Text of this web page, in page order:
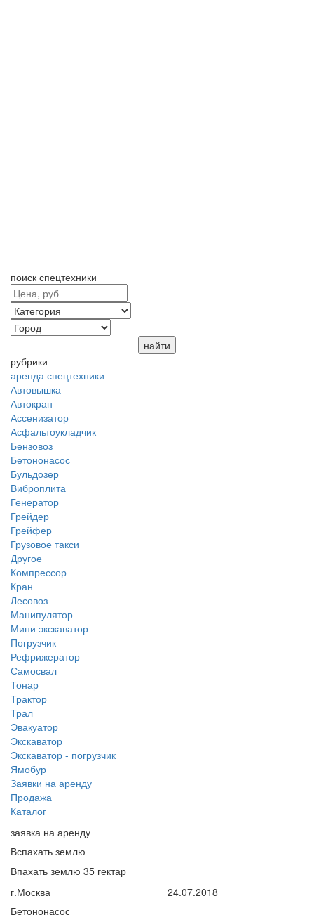
поиск спецтехники
рубрики
аренда спецтехники
Автовышка
Автокран
Ассенизатор
Асфальтоукладчик
Бензовоз
Бетононасос
Бульдозер
Виброплита
Генератор
Грейдер
Грейфер
Грузовое такси
Другое
Компрессор
Кран
Лесовоз
Манипулятор
Мини экскаватор
Погрузчик
Рефрижератор
Самосвал
Тонар
Трактор
Трал
Эвакуатор
Экскаватор
Экскаватор - погрузчик
Ямобур
Заявки на аренду
Продажа
Каталог
заявка на аренду
Вспахать землю
Впахать землю 35 гектар
г.Москва
24.07.2018
Бетононасос